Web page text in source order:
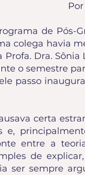
de Pós-
colega havia
Dra.
o semestre
passo
certa
entre a
de
ser sempre